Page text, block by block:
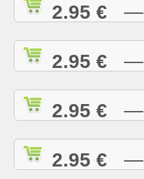
2.95 € —
2.95 € —
2.95 € —
2.95 € —